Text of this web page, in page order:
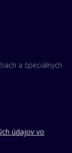
a špeciálnych
údajov vo